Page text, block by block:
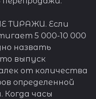
ТИРАЖИ. Если
5 000-10 000
назвать
выпуск
от количества
определенной
Когда часы